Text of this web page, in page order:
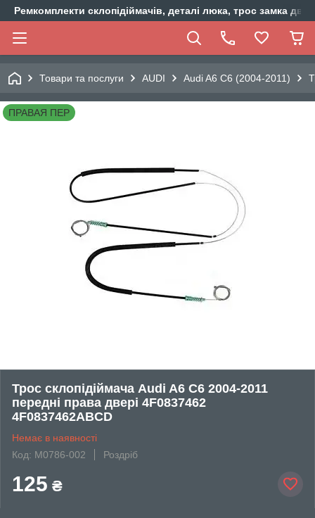
Ремкомплекти склопідіймачів, деталі люка, трос замка
Товари та послуги AUDI Audi A6 C6 (2004-2011)
ПРАВАЯ ПЕР
Трос склопідіймача Audi A6 C6 2004-2011
передні права двері 4F0837462
4F0837462ABCD
Немає в наявності
Код: M0786-002
Роздріб
125 ₴